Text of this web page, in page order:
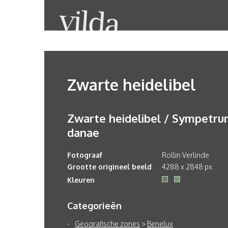
Zwarte heidelibel
Zwarte heidelibel /
danae
Fotograaf
Rollin Verlinde
Grootte origineel beeld
4288 x 2848 px.
Kleuren
Categorieën
Geografische zones > Benelux